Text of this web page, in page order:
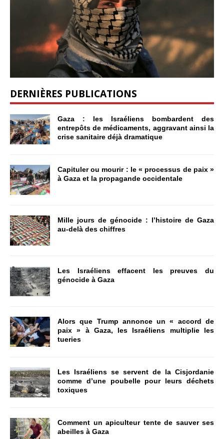
DERNIÈRES PUBLICATIONS
Gaza : les Israéliens bombardent des
entrepôts de médicaments, aggravant ainsi la
crise sanitaire déjà dramatique
Capituler ou mourir : le « processus de paix »
à Gaza et la propagande occidentale
Mille jours de génocide : l’histoire de Gaza
au-delà des chiffres
Les Israéliens effacent les preuves du
génocide à Gaza
Alors que Trump annonce un « accord de
paix » à Gaza, les Israéliens multiplie les
tueries
Les Israéliens se servent de la Cisjordanie
comme d’une poubelle pour leurs déchets
toxiques
Comment un apiculteur tente de sauver ses
abeilles à Gaza